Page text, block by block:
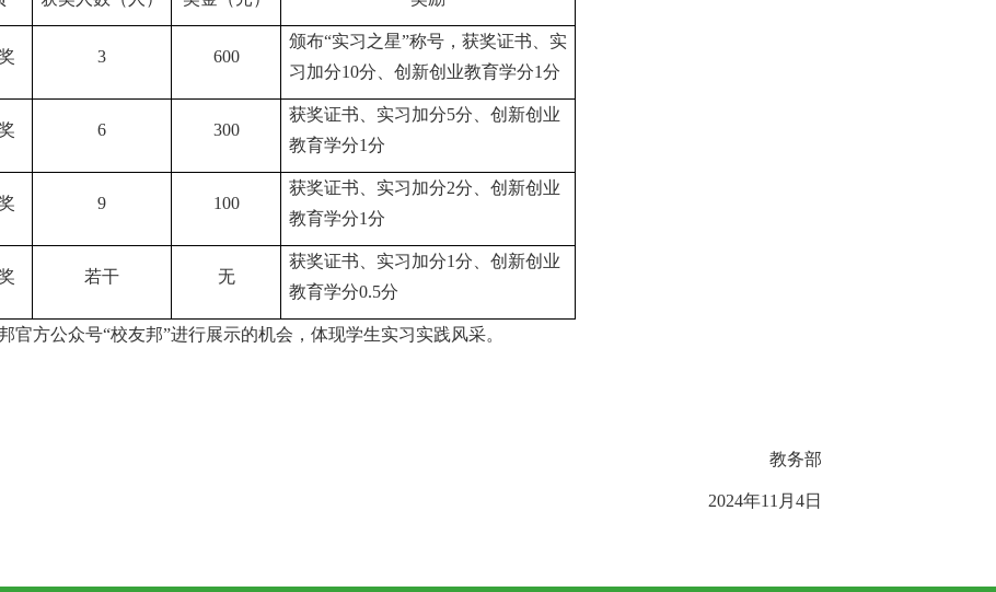
3 600
颁布“实习之星”称号 ，获奖证书、 实
习加分10分 、创新创业教育学分1分
6 300
获奖证书、 实习加分5分 、创新创业
教育学分1分
9 100
获奖证书、 实习加分2分 、创新创业
教育学分1分
若干 无
获奖证书、 实习加分1分 、创新创业
教育学分0.5分
官方公众号“校友邦”进行展示的机会，体现学生实习实践风采。
教务部
2024年11月4日